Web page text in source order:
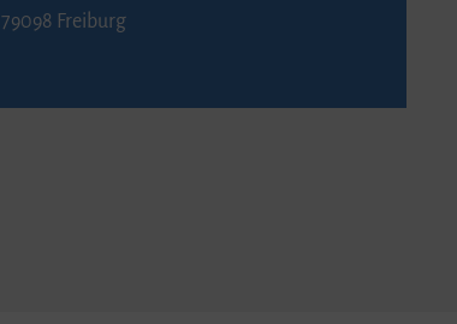
79098 Freiburg